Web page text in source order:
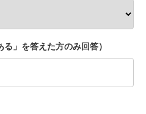
」を答えた方のみ回答）